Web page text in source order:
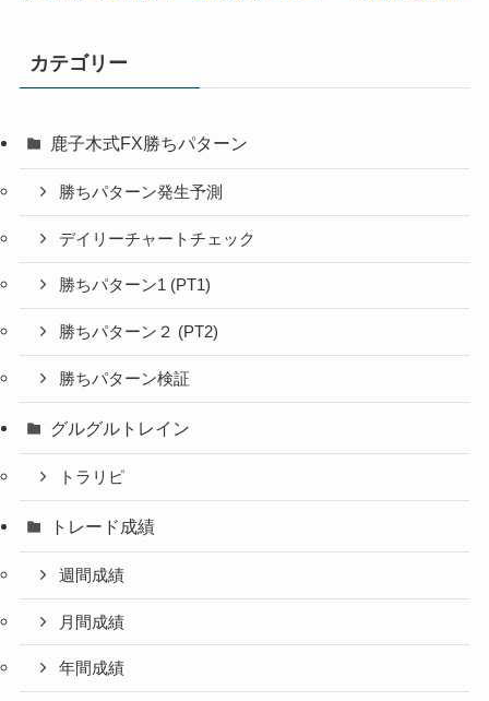
カテゴリー
鹿子木式FX勝ちパターン
勝ちパターン発生予測
デイリーチャートチェック
勝ちパターン1 (PT1)
勝ちパターン２ (PT2)
勝ちパターン検証
グルグルトレイン
トラリピ
トレード成績
週間成績
月間成績
年間成績